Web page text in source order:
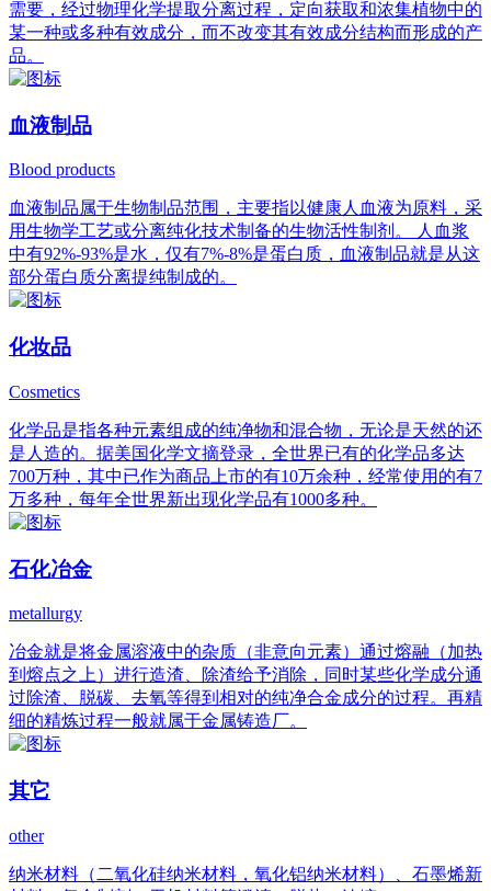
需要，经过物理化学提取分离过程，定向获取和浓集植物中的
某一种或多种有效成分，而不改变其有效成分结构而形成的产
品。
血液制品
Blood products
血液制品属于生物制品范围，主要指以健康人血液为原料，采
用生物学工艺或分离纯化技术制备的生物活性制剂。 人血浆
中有92%-93%是水，仅有7%-8%是蛋白质，血液制品就是从这
部分蛋白质分离提纯制成的。
化妆品
Cosmetics
化学品是指各种元素组成的纯净物和混合物，无论是天然的还
是人造的。据美国化学文摘登录，全世界已有的化学品多达
700万种，其中已作为商品上市的有10万余种，经常使用的有7
万多种，每年全世界新出现化学品有1000多种。
石化冶金
metallurgy
冶金就是将金属溶液中的杂质（非意向元素）通过熔融（加热
到熔点之上）进行造渣、除渣给予消除，同时某些化学成分通
过除渣、脱碳、去氧等得到相对的纯净合金成分的过程。再精
细的精炼过程一般就属于金属铸造厂。
其它
other
纳米材料（二氧化硅纳米材料，氧化铝纳米材料）、石墨烯新